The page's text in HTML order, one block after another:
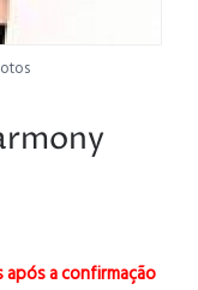
a confirmação